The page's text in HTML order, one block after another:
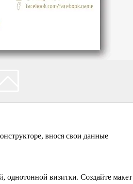
внося свои данные
однотонной визитки. Создайте